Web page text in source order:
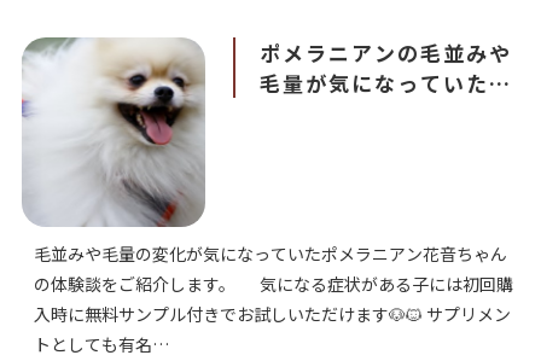
ポメラニアンの毛並みや
毛量が気になっていた花
毛並みや毛量の変化が気になっていたポメラニアン花音ちゃん
の体験談をご紹介します。 気になる症状がある子には初回購
入時に無料サンプル付きでお試しいただけます🐶🐱 サプリメン
トとしても有名…